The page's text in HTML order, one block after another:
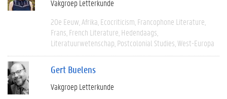
Vakgroep Letterkunde
20e Eeuw Afrika Ecocriticism Francophone Literature
Frans French Literature Hedendaags
Literatuurwetenschap Postcolonial Studies West-Europa
Gert Buelens
Vakgroep Letterkunde